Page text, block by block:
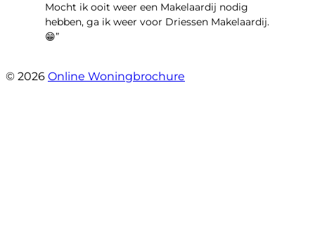
Mocht ik ooit weer een Makelaardij nodig
hebben, ga ik weer voor Driessen Makelaardij.
😁”
© 2026 Online Woningbrochure